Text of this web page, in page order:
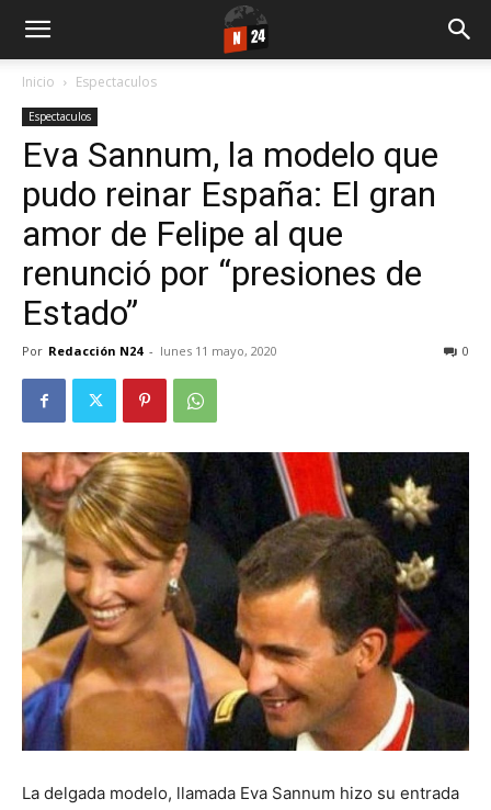
Inicio Espectaculos
Espectaculos
Eva Sannum, la modelo que
pudo reinar España: El gran
amor de Felipe al que
renunció por “presiones de
Estado”
Por Redacción N24 - lunes 11 mayo, 2020 0
La delgada modelo, llamada Eva Sannum hizo su entrada